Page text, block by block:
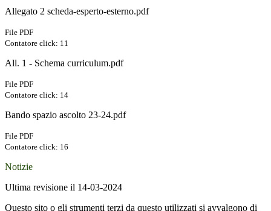
Allegato 2 scheda-esperto-esterno.pdf
File PDF
Contatore click: 11
All. 1 - Schema curriculum.pdf
File PDF
Contatore click: 14
Bando spazio ascolto 23-24.pdf
File PDF
Contatore click: 16
Notizie
Ultima revisione il 14-03-2024
Questo sito o gli strumenti terzi da questo utilizzati si avvalgono di